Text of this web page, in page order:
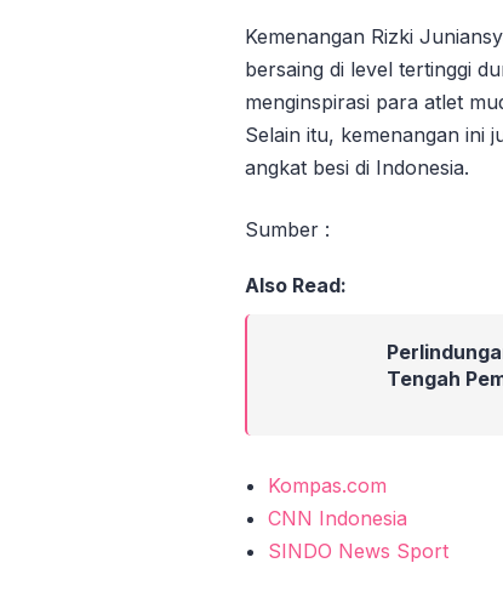
Kemenangan Rizki
bersaing di level tertinggi
menginspirasi para atlet
Selain itu, kemenangan ini
angkat besi di Indonesia.
Sumber :
Also Read:
Tengah
Kompas.com
CNN Indonesia
SINDO News Sport